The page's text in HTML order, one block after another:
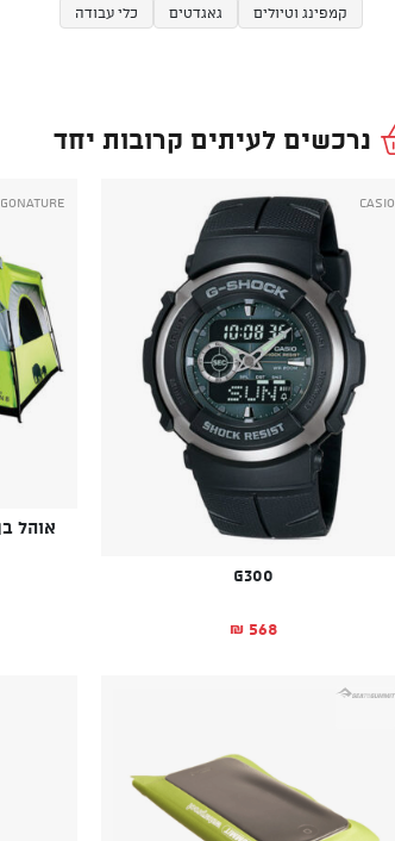
קמפינג וטיולים גאגדטים כלי עבודה
נרכשים לעיתים קרובות יחד
Casio
G300
₪ 568
GoNature